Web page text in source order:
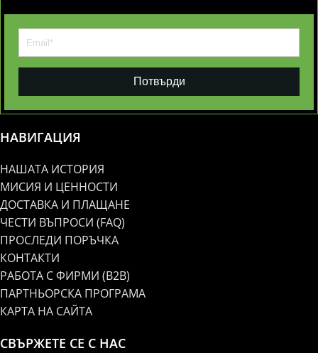
Потвърди
НАВИГАЦИЯ
НАШАТА ИСТОРИЯ
МИСИЯ И ЦЕННОСТИ
ДОСТАВКА И ПЛАЩАНЕ
ЧЕСТИ ВЪПРОСИ (FAQ)
ПРОСЛЕДИ ПОРЪЧКА
КОНТАКТИ
РАБОТА С ФИРМИ (B2B)
ПАРТНЬОРСКА ПРОГРАМА
КАРТА НА САЙТА
СВЪРЖЕТЕ СЕ С НАС